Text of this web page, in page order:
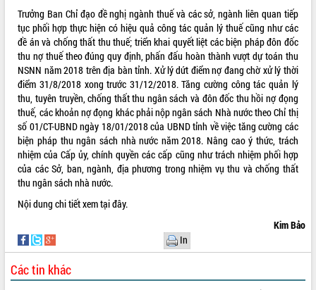
VIDEO
Không có file video nào để phát.
ALBUM ẢNH
Trưởng Ban Chỉ đạo đề nghị ngành thuế và các sở, ngành liên quan tiếp
tục phối hợp thực hiện có hiệu quả công tác quản lý thuế cũng như các
đề án và chống thất thu thuế; triển khai quyết liệt các biện pháp đôn đốc
thu nợ thuế theo đúng quy định, phấn đấu hoàn thành vượt dự toán thu
NSNN năm 2018 trên địa bàn tỉnh. Xử lý dứt điểm nợ đang chờ xử lý thời
điểm 31/8/2018 xong trước 31/12/2018. Tăng cường công tác quản lý
thu, tuyên truyền, chống thất thu ngân sách và đôn đốc thu hồi nợ đọng
thuế, các khoản nợ đọng khác phải nộp ngân sách Nhà nước theo Chỉ thị
số 01/CT-UBND ngày 18/01/2018 của UBND tỉnh về việc tăng cường các
biện pháp thu ngân sách nhà nước năm 2018. Nâng cao ý thức, trách
nhiệm của Cấp ủy, chính quyền các cấp cũng như trách nhiệm phối hợp
của các Sở, ban, ngành, địa phương trong nhiệm vụ thu và chống thất
thu ngân sách nhà nước.
Nội dung chi tiết xemtại đây.
Kim Bảo
In
Các tin khác